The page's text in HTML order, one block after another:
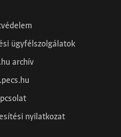
ügyfélszolgálatok
archív
nyilatkozat